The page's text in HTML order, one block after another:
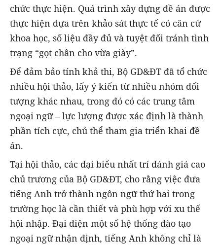
chức thực hiện. Quá trình xây dựng đề án được
thực hiện dựa trên khảo sát thực tế có căn cứ
khoa học, số liệu đầy đủ và tuyệt đối tránh tình
trạng “gọt chân cho vừa giày”.
Để đảm bảo tính khả thi, Bộ GD&ĐT đã tổ chức
nhiều hội thảo, lấy ý kiến từ nhiều nhóm đối
tượng khác nhau, trong đó có các trung tâm
ngoại ngữ – lực lượng được xác định là thành
phần tích cực, chủ thể tham gia triển khai đề
án.
Tại hội thảo, các đại biểu nhất trí đánh giá cao
chủ trương của Bộ GD&ĐT, cho rằng việc đưa
tiếng Anh trở thành ngôn ngữ thứ hai trong
trường học là cần thiết và phù hợp với xu thế
hội nhập. Đại diện một số hệ thống đào tạo
ngoại ngữ nhận định, tiếng Anh không chỉ là